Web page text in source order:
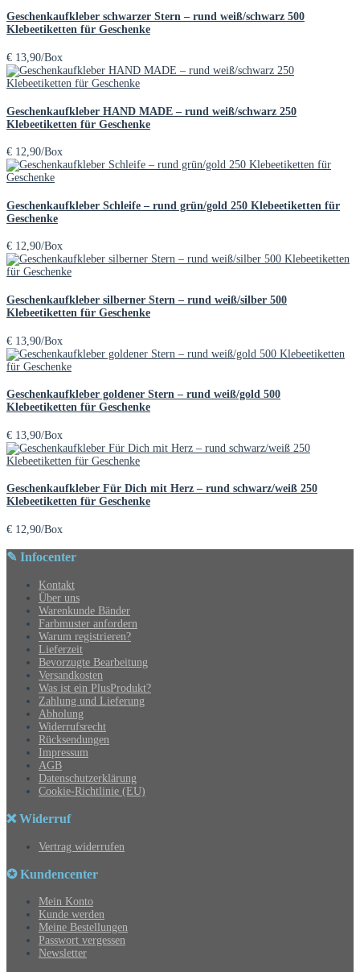
Geschenkaufkleber schwarzer Stern – rund weiß/schwarz 500
Klebeetiketten für Geschenke
€ 13,90/Box
Geschenkaufkleber HAND MADE – rund weiß/schwarz 250
Klebeetiketten für Geschenke
€ 12,90/Box
Geschenkaufkleber Schleife – rund grün/gold 250 Klebeetiketten für
Geschenke
€ 12,90/Box
Geschenkaufkleber silberner Stern – rund weiß/silber 500
Klebeetiketten für Geschenke
€ 13,90/Box
Geschenkaufkleber goldener Stern – rund weiß/gold 500
Klebeetiketten für Geschenke
€ 13,90/Box
Geschenkaufkleber Für Dich mit Herz – rund schwarz/weiß 250
Klebeetiketten für Geschenke
€ 12,90/Box
✎ Infocenter
Kontakt
Über uns
Warenkunde Bänder
Farbmuster anfordern
Warum registrieren?
Lieferzeit
Bevorzugte Bearbeitung
Versandkosten
Was ist ein PlusProdukt?
Zahlung und Lieferung
Abholung
Widerrufsrecht
Rücksendungen
Impressum
AGB
Datenschutzerklärung
Cookie-Richtlinie (EU)
❌ Widerruf
Vertrag widerrufen
✪ Kundencenter
Mein Konto
Kunde werden
Meine Bestellungen
Passwort vergessen
Newsletter